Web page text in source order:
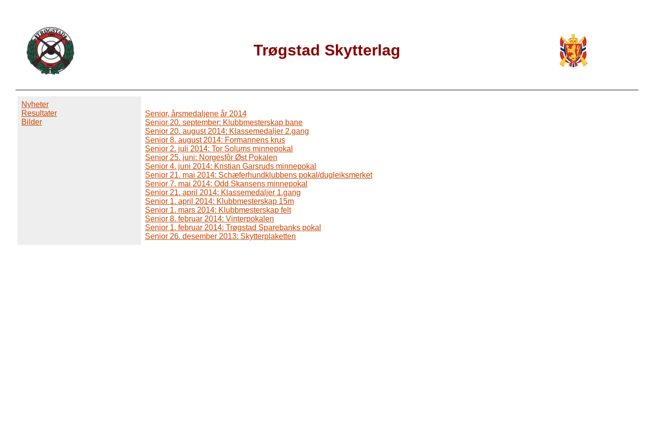
Trøgstad Skytterlag
Nyheter
Resultater
Bilder
Senior, årsmedaljene år 2014
Senior 20. september: Klubbmesterskap bane
Senior 20. august 2014: Klassemedaljer 2.gang
Senior 8. august 2014: Formannens krus
Senior 2. juli 2014: Tor Solums minnepokal
Senior 25. juni: Norgesfôr Øst Pokalen
Senior 4. juni 2014: Kristian Garsruds minnepokal
Senior 21. mai 2014: Schæferhundklubbens pokal/dugleiksmerket
Senior 7. mai 2014: Odd Skansens minnepokal
Senior 21. april 2014: Klassemedaljer 1.gang
Senior 1. april 2014: Klubbmesterskap 15m
Senior 1. mars 2014: Klubbmesterskap felt
Senior 8. februar 2014: Vinterpokalen
Senior 1. februar 2014: Trøgstad Sparebanks pokal
Senior 26. desember 2013: Skytterplaketten